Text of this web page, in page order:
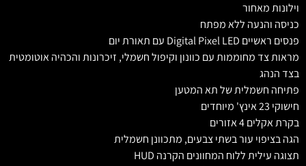
וילונות מאחור
כניסה והנעה ללא מפתח
פנסים ראשיים Digital Pixel LED עם תאורת יום
מראות צד מחוממות עם כוונון וקיפול חשמלי, זיכרונות והכהיה אוטומטית
בצד הנהג
פתיחה חשמלית של תא המטען
חישוקי 23 אינץ' מיוחדים
בקרת אקלים 4 אזורים
הגה בציפוי עור בשתי צבעים, מתכוונן חשמלית
תצוגה עילית ללוח המחוונים הקרנה HUD